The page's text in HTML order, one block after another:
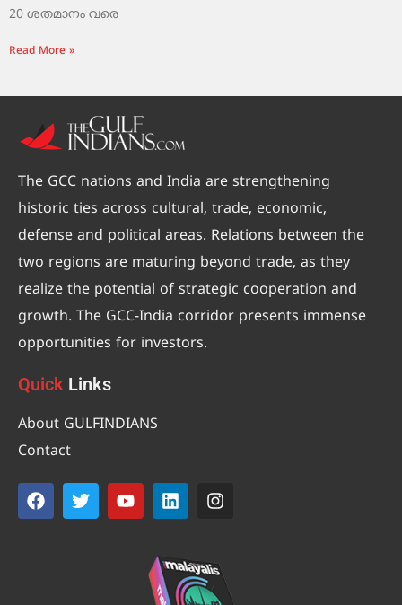
20 ശതമാനം വരെ
Read More »
The GCC nations and India are strengthening
historic ties across cultural, trade, economic,
defense and political areas. Relations between the
two regions are maturing beyond trade, as they
realize the potential of strategic cooperation and
growth. The GCC-India corridor presents immense
opportunities for investors.
Quick Links
About GULFINDIANS
Contact